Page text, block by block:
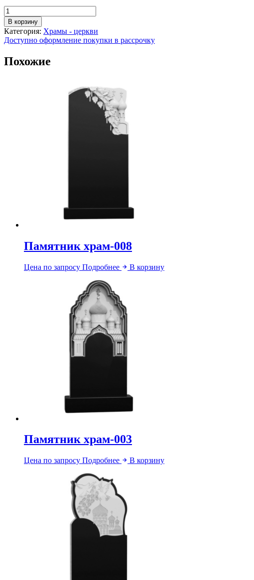
Количество
товара
Памятник
храм-004
В корзину
Категория: Храмы - церкви
Доступно оформление покупки в рассрочку
Похожие
Памятник храм-008
Цена по запросу Подробнее В корзину
Памятник храм-003
Цена по запросу Подробнее В корзину